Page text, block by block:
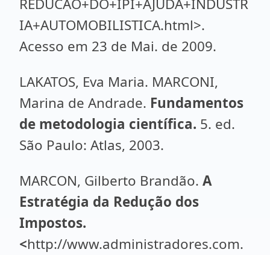
REDUCAO+DO+IPI+AJUDA+INDUSTR
IA+AUTOMOBILISTICA.html>.
Acesso em 23 de Mai. de 2009.
LAKATOS, Eva Maria. MARCONI,
Marina de Andrade. Fundamentos
de metodologia científica. 5. ed.
São Paulo: Atlas, 2003.
MARCON, Gilberto Brandão. A
Estratégia da Redução dos
Impostos.
<http://www.administradores.com.